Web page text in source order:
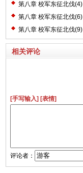
第八章 校军东征北伐(4)
第八章 校军东征北伐(6)
第八章 校军东征北伐(9)
相关评论
[手写输入] [表情]
评论者：